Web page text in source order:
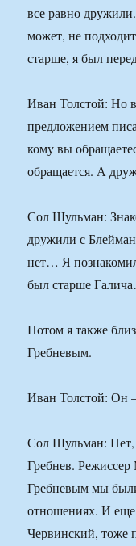
все равно
может, не
старше, я был
Иван Толстой: Но
предложением
кому вы
обращается. А
Сол Шульман:
дружили с
нет… Я
был старше
Потом я также
Гребневым.
Иван Толстой: Он
Сол Шульман:
Гребнев.
Гребневым мы
отношениях. И
Червинский, тоже